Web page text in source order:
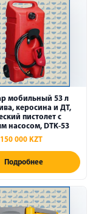
мобильный 53 л
керосина и ДТ,
пистолет с
насосом, DTK-53
000 KZT
Подробнее